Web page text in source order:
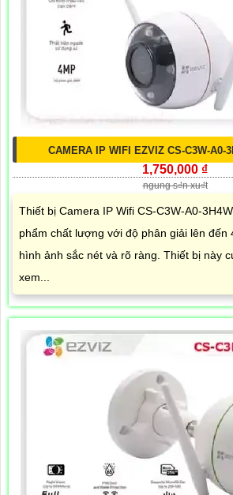
CAMERA IP WIFI EZVIZ CS-C3W-A0-
1,750,000 ₫
ngung s₫n xu₫t
Thiết bị Camera IP Wifi CS-C3W-A0-
phẩm chất lượng với độ phân giải lên đến
hình ảnh sắc nét và rõ ràng. Thiết bị này
xem...